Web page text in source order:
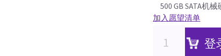
500 GB SATA机械
加入愿望清单
登